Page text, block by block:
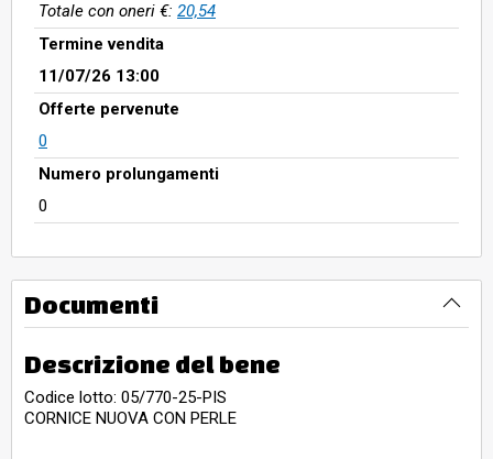
Totale con oneri €: 20,54
Termine vendita
11/07/26 13:00
Offerte pervenute
0
Numero prolungamenti
0
Documenti
Descrizione del bene
Codice lotto: 05/770-25-PIS
CORNICE NUOVA CON PERLE